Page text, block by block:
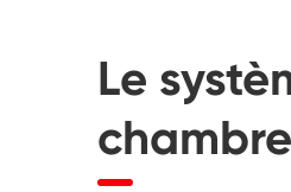
Chambres thermiques
Chambres de
Le